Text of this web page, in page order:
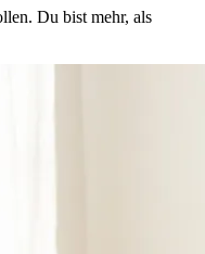
Du bist mehr, als